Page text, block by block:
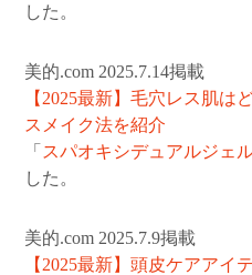
した。
美的.com 2025.7.14掲載
【2025最新】毛穴レス肌は
スメイク法を紹介
「 スパオキシデュアルジェ
した。
美的.com 2025.7.9掲載
【2025最新】頭皮ケアアイ